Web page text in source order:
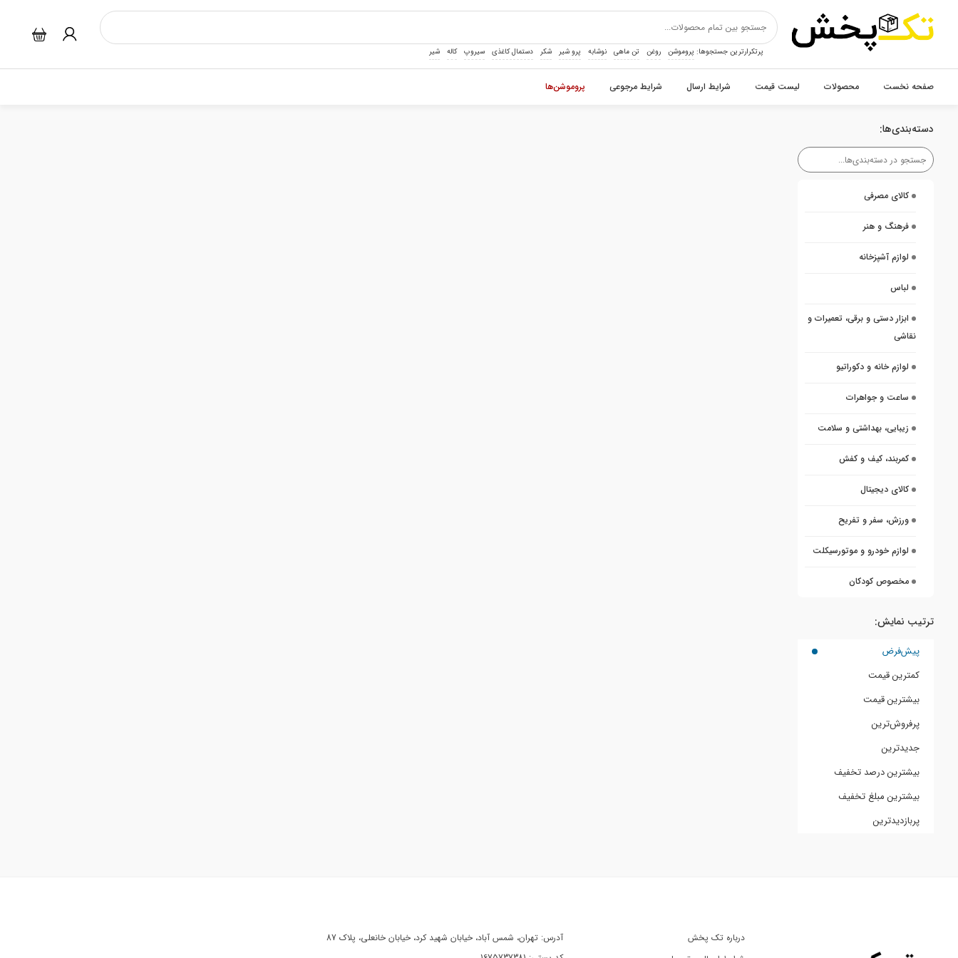
پرتکرارترین جستجوها: پروموشن روغن تن ماهی نوشابه پرو شیر شکر دستمال کاغذی سیروپ کاله شیر
صفحه نخست محصولات لیست قیمت شرایط ارسال شرایط مرجوعی پروموشن‌ها
دسته‌بندی‌ها:
کالای مصرفی
فرهنگ و هنر
لوازم آشپزخانه
لباس
ابزار دستی و برقی، تعمیرات و
نقاشی
لوازم خانه و دکوراتیو
ساعت و جواهرات
زیبایی، بهداشتی و سلامت
کمربند، کیف و کفش
کالای دیجیتال
ورزش، سفر و تفریح
لوازم خودرو و موتورسیکلت
مخصوص کودکان
ترتیب نمایش:
پیش‌فرض
کمترین قیمت
بیشترین قیمت
پرفروش‌ترین
جدیدترین
بیشترین درصد تخفیف
بیشترین مبلغ تخفیف
پربازدیدترین
درباره تک پخش
آدرس: تهران، شمس آباد، خیابان شهید کرد، خیابان خانعلی، پلاک 87